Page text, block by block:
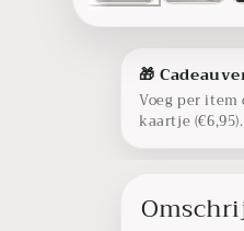
🎁
Voeg per
kaartje (€6,95).